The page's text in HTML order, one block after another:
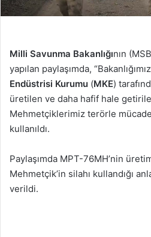
Milli Savunma Bakanlığının
yapılan paylaşımda,
Endüstrisi Kurumu (MKE)
üretilen ve daha hafif hale
Mehmetçiklerimiz terörle
kullanıldı.
Paylaşımda MPT-76MH’nin
Mehmetçik’in silahı kullandığı
verildi.